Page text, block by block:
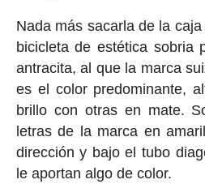
Nada más sacarla de la
bicicleta de estética sobria
antracita, al que la marca
es el color predominante,
brillo con otras en mate.
letras de la marca en
dirección y bajo el tubo
le aportan algo de color.